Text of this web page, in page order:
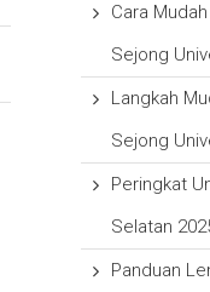
Cara
Sejong
Langkah
Sejong
Peringkat
Selatan
Panduan